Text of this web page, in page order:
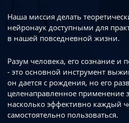
Наша миссия делать
нейронаук доступными для
в нашей повседневной жизни.
Разум человека, его сознание и
- это основной инструмент
он дается с рождения, но его
целенаправленное применение
насколько эффективно каждый
самостоятельно пользоваться.